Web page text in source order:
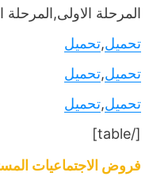
المرحلة الاولى,المرحلة
تحميل,تحميل
تحميل,تحميل
تحميل,تحميل
[/table]
فروض الاجتماعيات